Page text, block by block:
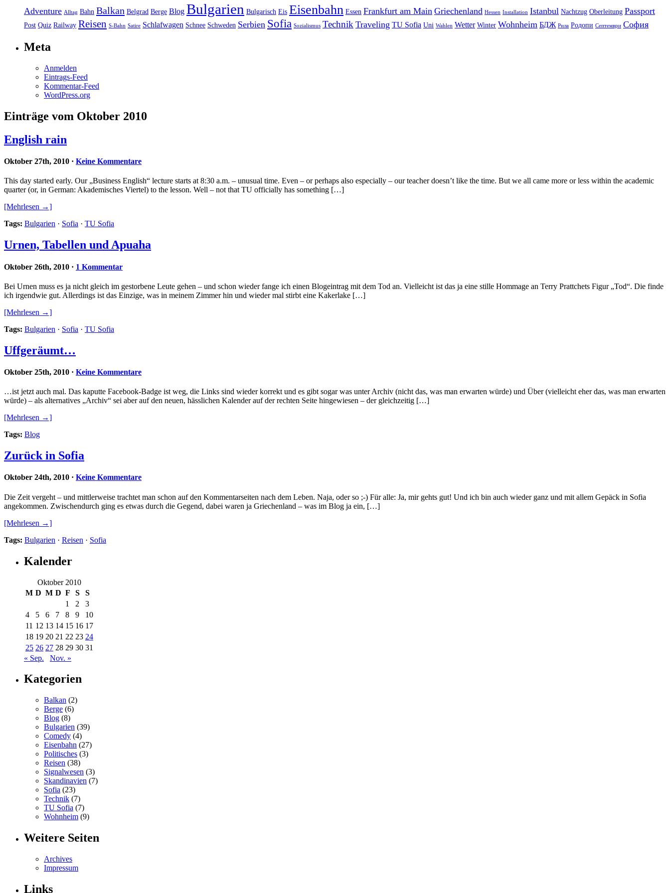
Adventure Alltag Bahn Balkan Belgrad Berge Blog Bulgarien Bulgarisch Eis Eisenbahn Essen Frankfurt am Main Griechenland Hessen Installation Istanbul Nachtzug Oberleitung Passport
Post Quiz Railway Reisen S-Bahn Satire Schlafwagen Schnee Schweden Serbien Sofia Sozialismus Technik Traveling TU Sofia Uni Wahlen Wetter Winter Wohnheim БДЖ Рила Родопи Септември София
Meta
Anmelden
Eintrags-Feed
Kommentar-Feed
WordPress.org
Einträge vom Oktober 2010
English rain
Oktober 27th, 2010 · Keine Kommentare
This day started early. Our „Business English“ lecture starts at 8:30 a.m. – unusual time. Even – or perhaps also especially – our teacher doesn’t like the time. But we all came more or less within the academic
quarter (or, in German: Akademisches Viertel) to the lesson. Well – not that TU officially has something […]
[Mehrlesen →]
Tags: Bulgarien · Sofia · TU Sofia
Urnen, Tabellen und Apuaha
Oktober 26th, 2010 · 1 Kommentar
Bei Urnen muss es ja nicht gleich im gestorbene Leute gehen – und schon wieder fange ich einen Blogeintrag mit dem Tod an. Vielleicht ist das ja eine stille Hommage an Terry Prattchets Figur „Tod“. Die finde
ich irgendwie gut. Allerdings ist das Einzige, was in meinem Zimmer hin und wieder mal stirbt eine Kakerlake […]
[Mehrlesen →]
Tags: Bulgarien · Sofia · TU Sofia
Uffgeräumt…
Oktober 25th, 2010 · Keine Kommentare
…ist jetzt auch mal. Das kaputte Facebook-Badge ist weg, die Links sind wieder korrekt und es gibt sogar was unter Archiv (nicht das, was man erwarten würde) und Über (vielleicht eher das, was man erwarten
würde) – als alternatives „Archiv“ sei aber auf den neuen, hässlichen Kalender auf der rechten Seite hingewiesen – der gleichzeitig […]
[Mehrlesen →]
Tags: Blog
Zurück in Sofia
Oktober 24th, 2010 · Keine Kommentare
Die Zeit vergeht – und mittlerweise trachtet man schon auf den Kommentarseiten nach dem Leben. Naja, oder so ;-) Für alle: Ja, mir gehts gut! Und ich bin auch wieder ganz und mit allem Gepäck in Sofia
angekommen. Zwischendurch ging es etwas durch die Gegend, dabei waren ja Griechenland – was im Blog ja ein, […]
[Mehrlesen →]
Tags: Bulgarien · Reisen · Sofia
Kalender
Oktober 2010
M D M D F S
S
1
2
3
4
5 6 7 8 9
10
11 12 13 14 15 16 17
18 19 20 21 22 23 24
25 26 27 28 29 30 31
« Sep.
Nov. »
Kategorien
Balkan (2)
Berge (6)
Blog (8)
Bulgarien (39)
Comedy (4)
Eisenbahn (27)
Politisches (3)
Reisen (38)
Signalwesen (3)
Skandinavien (7)
Sofia (23)
Technik (7)
TU Sofia (7)
Wohnheim (9)
Weitere Seiten
Archives
Impressum
Links